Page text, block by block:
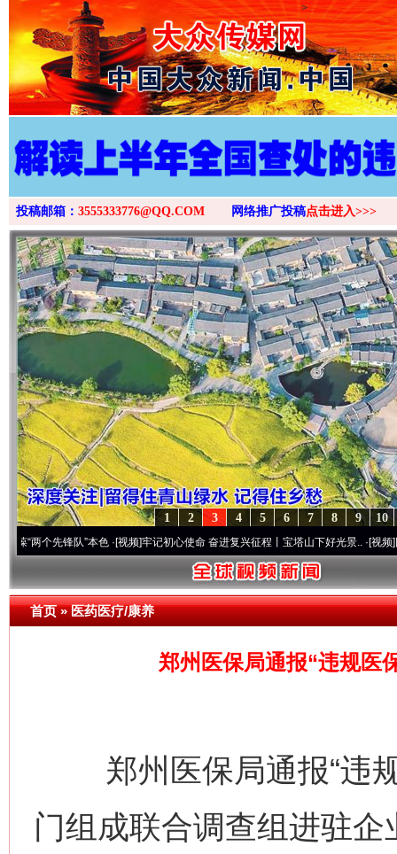
>
投稿邮箱： 3555333776@QQ.COM 网络推广投稿点击进入>>>
10
9
8
7
6
5
4
3
2
1
锋队”本色·[视频]牢记初心使命 奋进复兴征程丨宝塔山下好光景..·[视频]因党而生
首页»医药医疗/康养
郑州医保局通报“违规医
郑州医保局通报“违规
门组成联合调查组进驻